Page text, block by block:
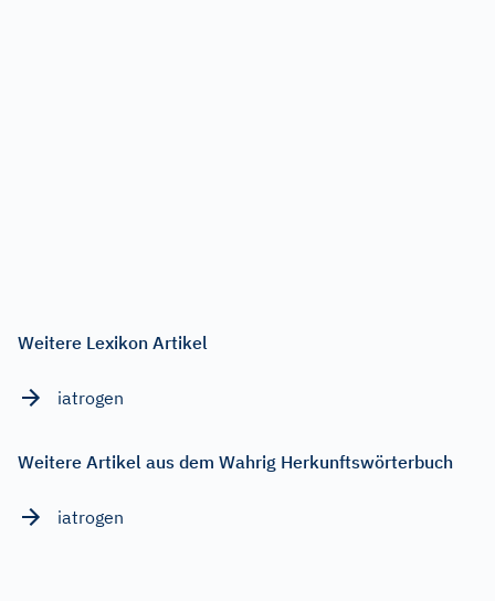
Weitere Lexikon Artikel
iatrogen
Weitere Artikel aus dem Wahrig Herkunftswörterbuch
iatrogen